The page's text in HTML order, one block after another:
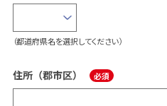
（都道府県名を選択してください）
住所（郡市区）